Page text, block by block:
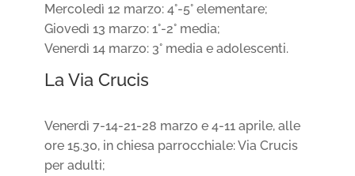
Mercoledì 12 marzo: 4°-5° elementare;
Giovedì 13 marzo: 1°-2° media;
Venerdì 14 marzo: 3° media e adolescenti.
La Via Crucis
Venerdì 7-14-21-28 marzo e 4-11 aprile, alle
ore 15.30, in chiesa parrocchiale: Via Crucis
per adulti;